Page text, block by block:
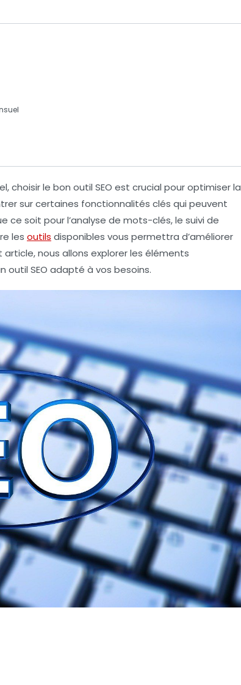
, choisir le bon outil SEO est crucial pour optimiser la
sur certaines fonctionnalités clés qui peuvent
soit pour l’analyse de mots-clés, le suivi de
les outils disponibles vous permettra d’améliorer
nous allons explorer les éléments
outil SEO adapté à vos besoins.